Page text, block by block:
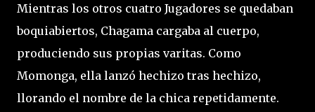
Mientras los otros cuatro Jugadores se quedaban
boquiabiertos, Chagama cargaba al cuerpo,
produciendo sus propias varitas. Como
Momonga, ella lanzó hechizo tras hechizo,
llorando el nombre de la chica repetidamente.